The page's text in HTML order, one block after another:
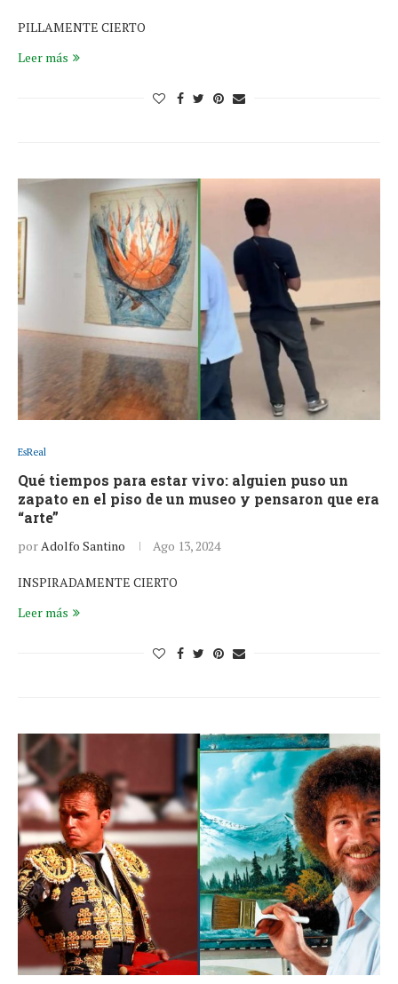
PILLAMENTE CIERTO
Leer más
EsReal
Qué tiempos para estar vivo: alguien puso un
zapato en el piso de un museo y pensaron que era
“arte”
porAdolfo Santino Ago 13, 2024
INSPIRADAMENTE CIERTO
Leer más